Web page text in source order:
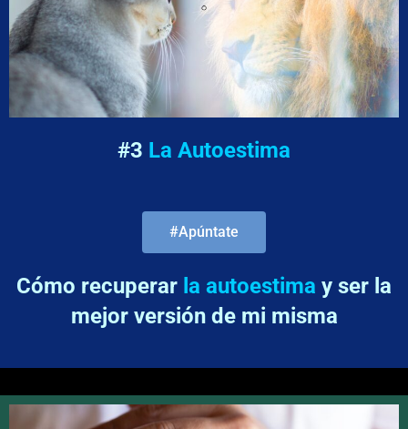
#3 La Autoestima
#Apúntate
Cómo recuperar la autoestima y ser la
mejor versión de mi misma